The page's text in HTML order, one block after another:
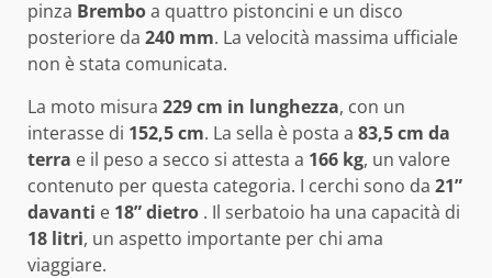
pinza Bremboa quattro pistoncini e un disco
posteriore da 240 mm. La velocità massima ufficiale
non è stata comunicata.
La moto misura 229 cm in lunghezza, con un
interasse di 152,5 cm. La sella è posta a 83,5 cm da
terra e il peso a secco si attesta a 166 kg, un valore
contenuto per questa categoria. I cerchi sono da 21”
davanti e 18” dietro . Il serbatoio ha una capacità di
18 litri, un aspetto importante per chi ama
viaggiare.